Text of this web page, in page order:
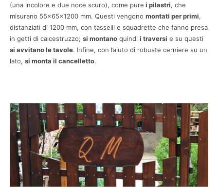
(una incolore e due noce scuro), come pure i pilastri, che
misurano 55x65x1200 mm. Questi vengono montati per primi,
distanziati di 1200 mm, con tasselli e squadrette che fanno presa
in getti di calcestruzzo; si montano quindi i traversi e su questi
si avvitano le tavole. Infine, con l’aiuto di robuste cerniere su un
lato, si monta il cancelletto.